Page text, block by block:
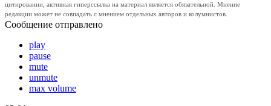
цитировании, активная гиперссылка на материал является обязательной. Мнение
редакции может не совпадать с мнением отдельных авторов и колумнистов.
Сообщение отправлено
play
pause
mute
unmute
max volume